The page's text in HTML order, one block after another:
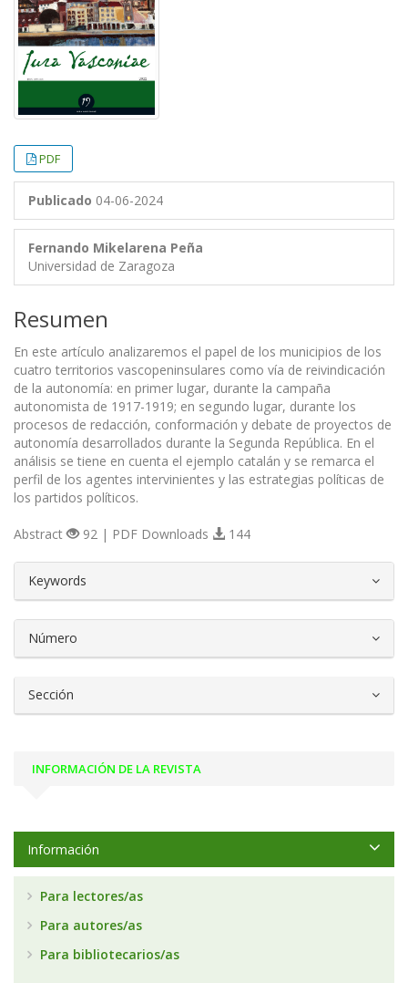
PDF
Publicado 04-06-2024
Fernando Mikelarena Peña
Universidad de Zaragoza
Resumen
En este artículo analizaremos el papel de los municipios de los
cuatro territorios vascopeninsulares como vía de reivindicación
de la autonomía: en primer lugar, durante la campaña
autonomista de 1917-1919; en segundo lugar, durante los
procesos de redacción, conformación y debate de proyectos de
autonomía desarrollados durante la Segunda República. En el
análisis se tiene en cuenta el ejemplo catalán y se remarca el
perfil de los agentes intervinientes y las estrategias políticas de
los partidos políticos.
Abstract 92 | PDF Downloads 144
Keywords
Número
Sección
INFORMACIÓN DE LA REVISTA
Información
Para lectores/as
Para autores/as
Para bibliotecarios/as